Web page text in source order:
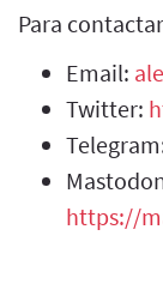
Para
Email:
Twitter:
https://